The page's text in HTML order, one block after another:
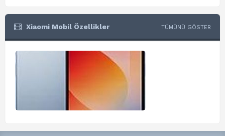
Xiaomi Mobil Özellikler TÜMÜNÜ GÖSTER